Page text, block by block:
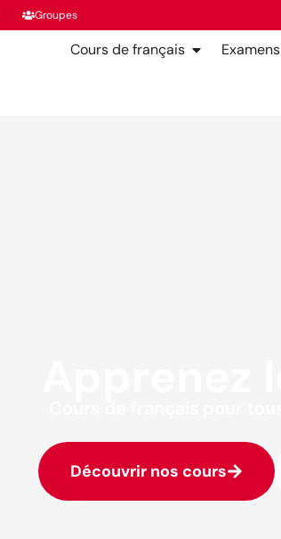
Groupes
Cours de français Examens
Découvrir nos cours